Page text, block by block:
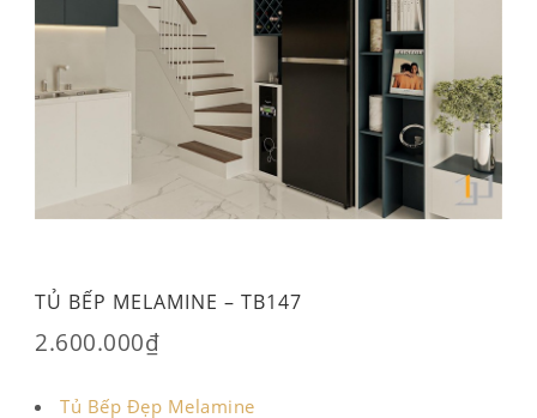
TỦ BẾP MELAMINE – TB147
2.600.000₫
Tủ Bếp Đẹp Melamine